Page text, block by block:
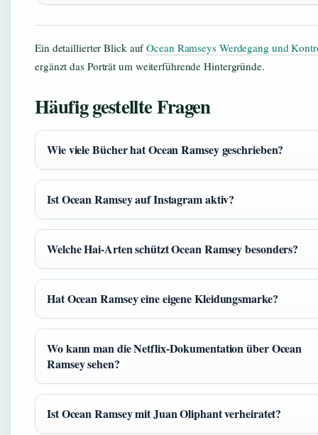
Ein detaillierter Blick aufOcean Ramseys Werdegang und
ergänzt das Porträt um weiterführende Hintergründe.
Häufig gestellte Fragen
Wie viele Bücher hat Ocean Ramsey geschrieben?
Ist Ocean Ramsey auf Instagram aktiv?
Welche Hai-Arten schützt Ocean Ramsey besonders?
Hat Ocean Ramsey eine eigene Kleidungsmarke?
Wo kann man die Netflix-Dokumentation über Ocean
Ramsey sehen?
Ist Ocean Ramsey mit Juan Oliphant verheiratet?